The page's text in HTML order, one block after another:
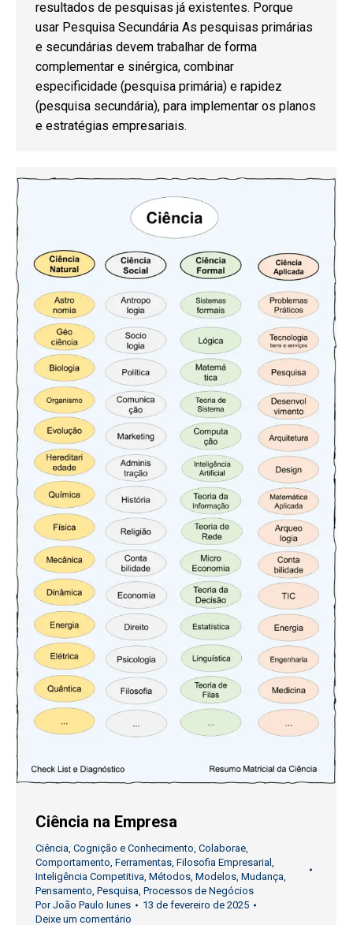
resultados de pesquisas já existentes. Porque
usar Pesquisa Secundária As pesquisas primárias
e secundárias devem trabalhar de forma
complementar e sinérgica, combinar
especificidade (pesquisa primária) e rapidez
(pesquisa secundária), para implementar os planos
e estratégias empresariais.
Ciência na Empresa
Ciência Cognição e Conhecimento Colaborae
Comportamento Ferramentas Filosofia Empresarial
Inteligência Competitiva Métodos Modelos Mudança
Pensamento Pesquisa Processos de Negócios
PorJoão Paulo Iunes
13 de fevereiro de 2025
Deixe um comentário